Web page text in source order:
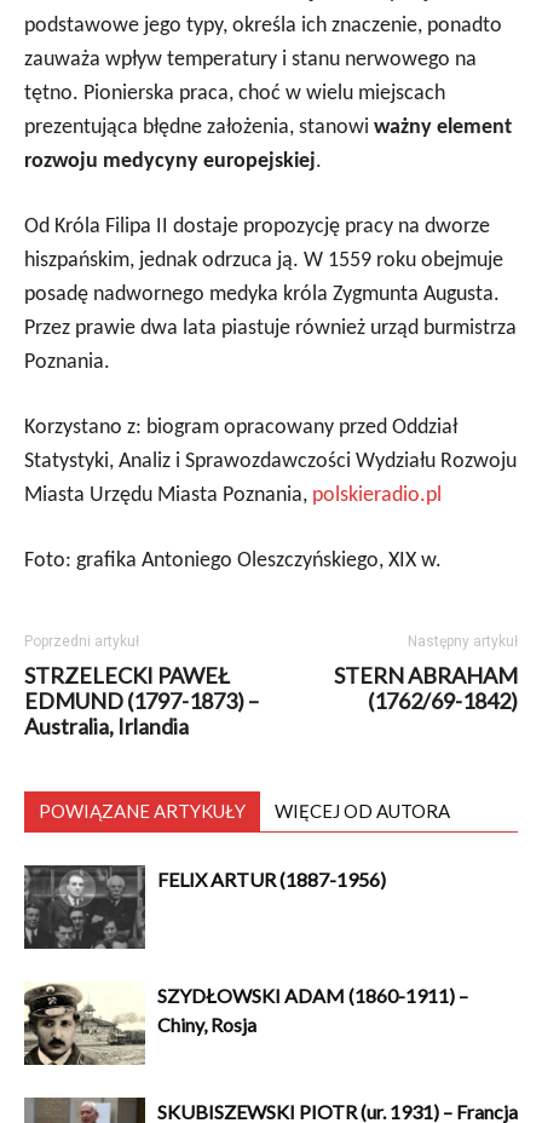
podstawowe jego typy, określa ich znaczenie, ponadto
zauważa wpływ temperatury i stanu nerwowego na
tętno. Pionierska praca, choć w wielu miejscach
prezentująca błędne założenia, stanowi ważny element
rozwoju medycyny europejskiej.
Od Króla Filipa II dostaje propozycję pracy na dworze
hiszpańskim, jednak odrzuca ją. W 1559 roku obejmuje
posadę nadwornego medyka króla Zygmunta Augusta.
Przez prawie dwa lata piastuje również urząd burmistrza
Poznania.
Korzystano z: biogram opracowany przed Oddział
Statystyki, Analiz i Sprawozdawczości Wydziału Rozwoju
Miasta Urzędu Miasta Poznania, polskieradio.pl
Foto: grafika Antoniego Oleszczyńskiego, XIX w.
Poprzedni artykuł
STRZELECKI PAWEŁ
EDMUND (1797-1873) –
Australia, Irlandia
Następny artykuł
STERN ABRAHAM
(1762/69-1842)
POWIĄZANE ARTYKUŁY WIĘCEJ OD AUTORA
FELIX ARTUR (1887-1956)
SZYDŁOWSKI ADAM (1860-1911) –
Chiny, Rosja
SKUBISZEWSKI PIOTR (ur. 1931) – Francja